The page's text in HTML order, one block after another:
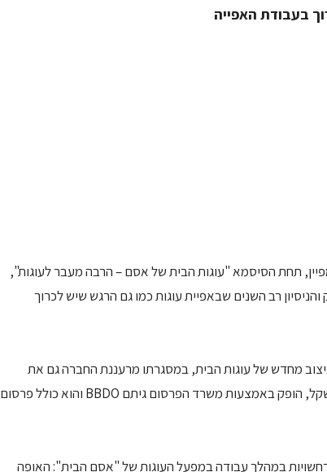
בעבודת האפייה
תחת הסיסמא "עוגות הבית של אסם – הרבה מעבר לעוגות",
רב השנים שבאפיית עוגות כמו גם הרגש שיש לכרוך
מחדש של עוגות הבית, במסגרתו מרעננת החברה גם את
אריזות המוצר. הקמפיין, בהשקעה של 1.5 מיליון שקל, הופק באמצעות משרד הפרסום גיתם BBDO והוא כולל פרסום
במהלך עבודה במפעל העוגות של "אסם הבית": האופה